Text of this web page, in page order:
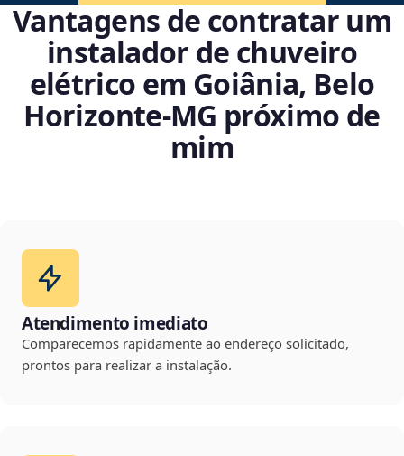
Vantagens de contratar um
instalador de chuveiro
elétrico em Goiânia, Belo
Horizonte‑MG próximo de
mim
Atendimento imediato
Comparecemos rapidamente ao endereço solicitado,
prontos para realizar a instalação.